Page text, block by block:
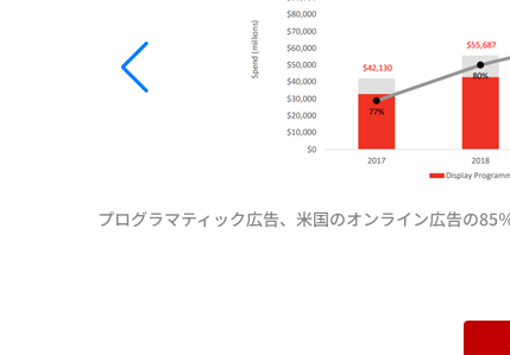
プログラマティック広告、米国のオンライン広告の85